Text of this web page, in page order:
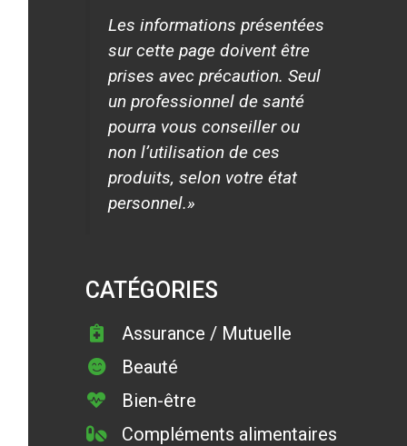
Les informations présentées
sur cette page doivent être
prises avec précaution. Seul
un professionnel de santé
pourra vous conseiller ou
non l’utilisation de ces
produits, selon votre état
personnel.»
CATÉGORIES
Assurance / Mutuelle
Beauté
Bien-être
Compléments alimentaires